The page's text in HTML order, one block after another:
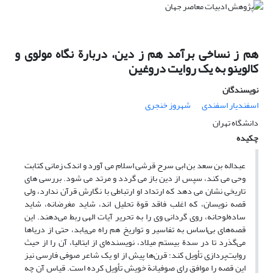
هم ز نساخی برآمد هم ز دین، دربارة نگاه مولوی و
کالوینو به یک روایت دروغین
نویسندگان
اسفندیار اسفندی
شهروز خنجری
دانشگاه تهران
چکیده
عبداله بن سعد بن ابی سرح قرشی اسلام می آورد و اندک زمانی کتابت
وحی می کند، سپس از دین باز می گردد و مرتد می شود. بررسی های
تاریخی نشان می دهد که ارتداد او ارتباطی با نگارش قرآن ندارد، ولی
قصه نویسان، که اغلب فاقد قوة تحلیل اند، شاید مغرضانه، شاید
ساده‌لوحانه، روی گردانی وی را به تحریر آیات الهی ربط می‌دهند. این
قصه‌های بی‌اساس به تفاسیر و تواریخ هم راه می‌یابد، حتی از دریاها
می‌گذرد تا در سدة بیستم میلاد، نویسنده‌ای از ایتالیا، آن را از حیث
روایت‌پردازی تأویل کند؛ قرن‌ها پیش از او یک شاعر صوفی‌ فارسی نیز
این قصه را موافق رای صوفیانة خویش تأویل کرده است. قیاس آن چه